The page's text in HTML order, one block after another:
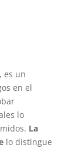
es un
en el
lo
La
lo distingue